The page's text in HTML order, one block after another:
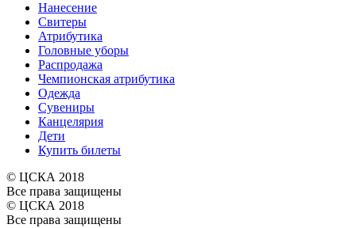
Нанесение
Свитеры
Атрибутика
Головные уборы
Распродажа
Чемпионская атрибутика
Одежда
Сувениры
Канцелярия
Дети
Купить билеты
© ЦСКА 2018
Все права защищены
© ЦСКА 2018
Все права защищены